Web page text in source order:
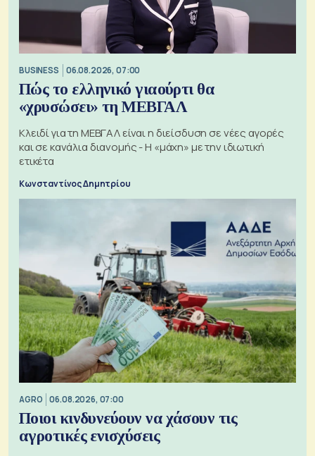
BUSINESS 06.08.2026, 07:00
Πώς το ελληνικό γιαούρτι θα
«χρυσώσει» τη ΜΕΒΓΑΛ
Κλειδί για τη ΜΕΒΓΑΛ είναι η διείσδυση σε νέες αγορές
και σε κανάλια διανομής - Η «μάχη» με την ιδιωτική
ετικέτα
Κωνσταντίνος Δημητρίου
AGRO 06.08.2026, 07:00
Ποιοι κινδυνεύουν να χάσουν τις
αγροτικές ενισχύσεις